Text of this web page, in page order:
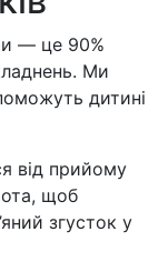
— це 90%
Ми
дитині
від прийому
щоб
згусток у